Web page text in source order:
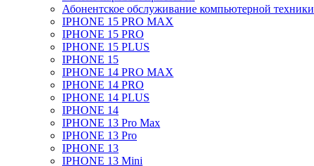
Абонентское обслуживание компьютерной техники
IPHONE 15 PRO MAX
IPHONE 15 PRO
IPHONE 15 PLUS
IPHONE 15
IPHONE 14 PRO MAX
IPHONE 14 PRO
IPHONE 14 PLUS
IPHONE 14
IPHONE 13 Pro Max
IPHONE 13 Pro
IPHONE 13
IPHONE 13 Mini